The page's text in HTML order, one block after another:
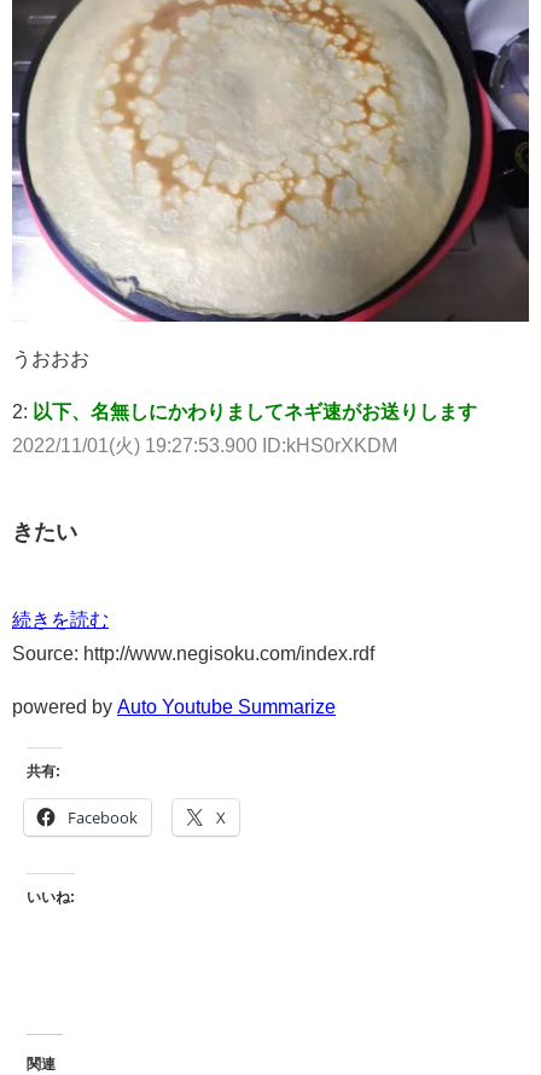
うおおお
2: 以下、名無しにかわりましてネギ速がお送りします
2022/11/01(火) 19:27:53.900 ID:kHS0rXKDM
きたい
続きを読む
Source: http://www.negisoku.com/index.rdf
powered by Auto Youtube Summarize
共有:
Facebook X
いいね:
関連